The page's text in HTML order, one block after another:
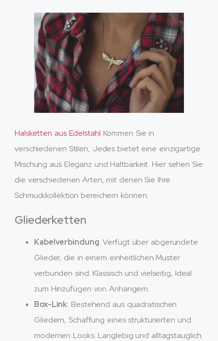
Halsketten aus Edelstahl Kommen Sie in
verschiedenen Stilen, Jedes bietet eine einzigartige
Mischung aus Eleganz und Haltbarkeit. Hier sehen Sie
die verschiedenen Arten, mit denen Sie Ihre
Schmuckkollektion bereichern können.
Gliederketten
Kabelverbindung: Verfügt über abgerundete
Glieder, die in einem einheitlichen Muster
verbunden sind. Klassisch und vielseitig, Ideal
zum Hinzufügen von Anhängern.
Box-Link: Bestehend aus quadratischen
Gliedern, Schaffung eines strukturierten und
modernen Looks. Langlebig und alltagstauglich.